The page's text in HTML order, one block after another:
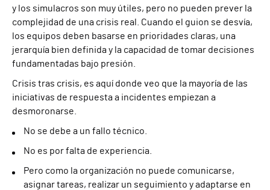
y los simulacros son muy útiles, pero no pueden prever la
complejidad de una crisis real. Cuando el guion se desvía,
los equipos deben basarse en prioridades claras, una
jerarquía bien definida y la capacidad de tomar decisiones
fundamentadas bajo presión.
Crisis tras crisis, es aquí donde veo que la mayoría de las
iniciativas de respuesta a incidentes empiezan a
desmoronarse.
No se debe a un fallo técnico.
No es por falta de experiencia.
Pero como la organización no puede comunicarse,
asignar tareas, realizar un seguimiento y adaptarse en